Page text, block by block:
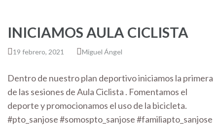
INICIAMOS AULA CICLISTA
19 febrero, 2021 Miguel Ángel
Dentro de nuestro plan deportivo iniciamos la primera
de las sesiones de Aula Ciclista . Fomentamos el
deporte y promocionamos el uso de la bicicleta.
#pto_sanjose #somospto_sanjose #familiapto_sanjose